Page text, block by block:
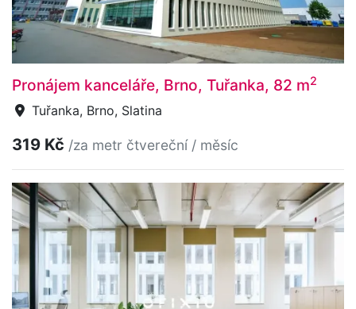
Pronájem kanceláře, Brno, Tuřanka, 82 m2
Tuřanka, Brno, Slatina
319 Kč /za metr čtvereční / měsíc